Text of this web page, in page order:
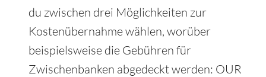
du zwischen drei Möglichkeiten zur
Kostenübernahme wählen, worüber
beispielsweise die Gebühren für
Zwischenbanken abgedeckt werden: OUR